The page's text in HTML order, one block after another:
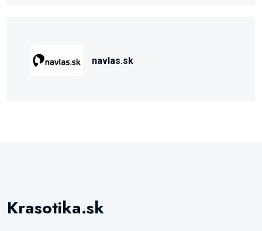
navlas.sk
Krasotika.sk